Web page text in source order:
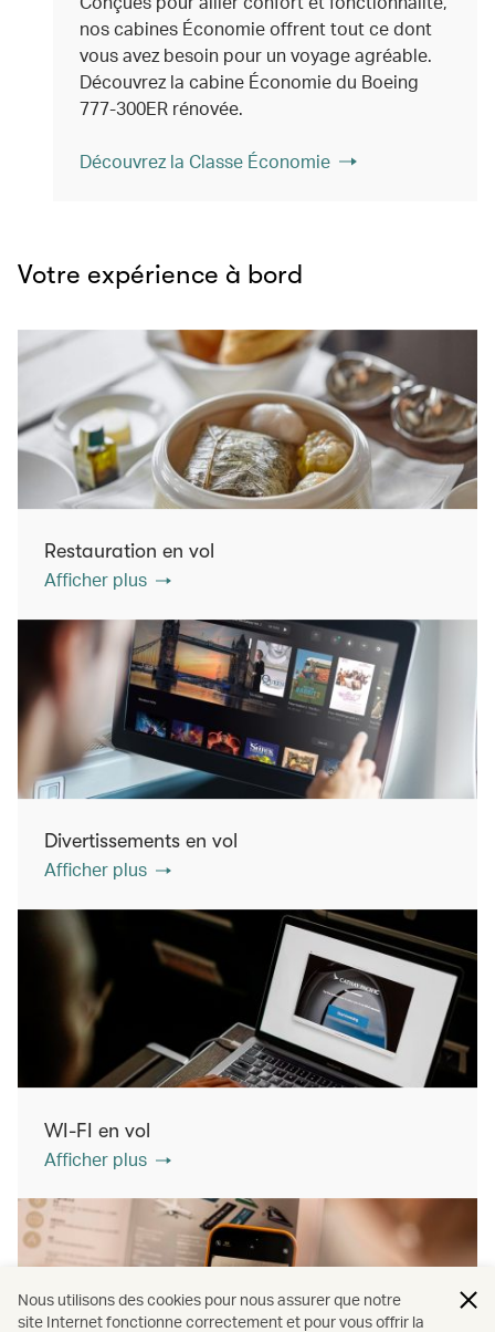
nos cabines Économie offrent tout ce dont
vous avez besoin pour un voyage agréable.
Découvrez la cabine Économie du Boeing
777-300ER rénovée.
Découvrez la Classe Économie
Votre expérience à bord
Restauration en vol
Afficher plus
Divertissements en vol
Afficher plus
WI-FI en vol
Afficher plus
Nous utilisons des cookies pour nous assurer que notre
site Internet fonctionne correctement et pour vous offrir la